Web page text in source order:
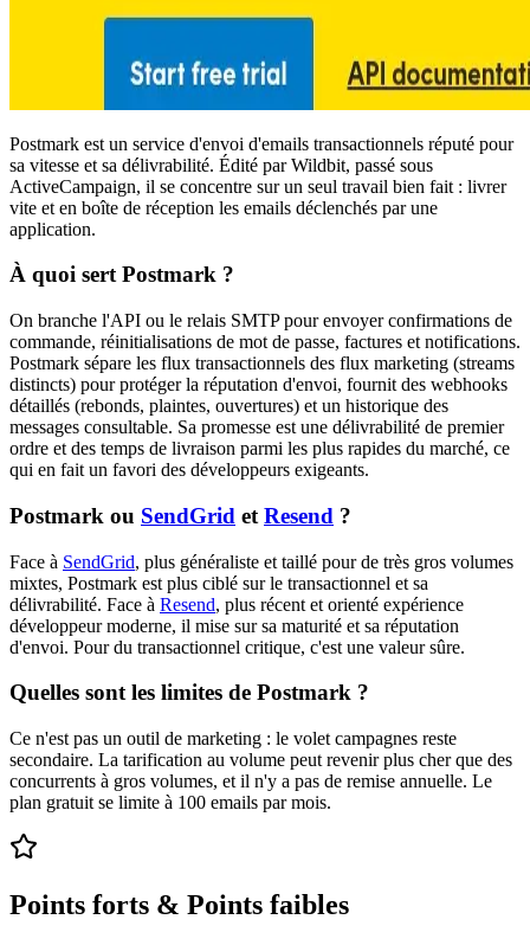
Postmark est un service d'envoi d'emails transactionnels réputé pour
sa vitesse et sa délivrabilité. Édité par Wildbit, passé sous
ActiveCampaign, il se concentre sur un seul travail bien fait : livrer
vite et en boîte de réception les emails déclenchés par une
application.
À quoi sert Postmark ?
On branche l'API ou le relais SMTP pour envoyer confirmations de
commande, réinitialisations de mot de passe, factures et notifications.
Postmark sépare les flux transactionnels des flux marketing (streams
distincts) pour protéger la réputation d'envoi, fournit des webhooks
détaillés (rebonds, plaintes, ouvertures) et un historique des
messages consultable. Sa promesse est une délivrabilité de premier
ordre et des temps de livraison parmi les plus rapides du marché, ce
qui en fait un favori des développeurs exigeants.
Postmark ou SendGrid et Resend ?
Face à SendGrid, plus généraliste et taillé pour de très gros volumes
mixtes, Postmark est plus ciblé sur le transactionnel et sa
délivrabilité. Face à Resend, plus récent et orienté expérience
développeur moderne, il mise sur sa maturité et sa réputation
d'envoi. Pour du transactionnel critique, c'est une valeur sûre.
Quelles sont les limites de Postmark ?
Ce n'est pas un outil de marketing : le volet campagnes reste
secondaire. La tarification au volume peut revenir plus cher que des
concurrents à gros volumes, et il n'y a pas de remise annuelle. Le
plan gratuit se limite à 100 emails par mois.
Points forts & Points faibles